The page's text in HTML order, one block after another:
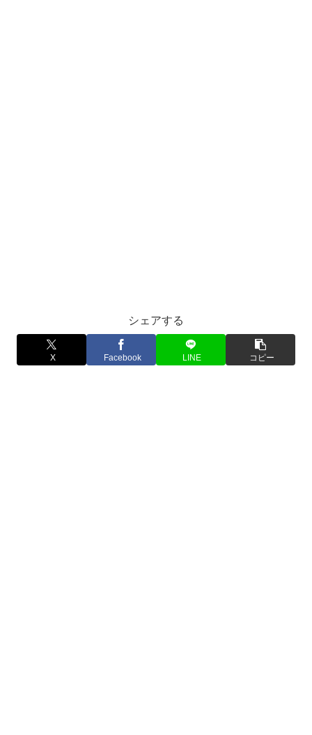
シェアする
X Facebook LINE コピー